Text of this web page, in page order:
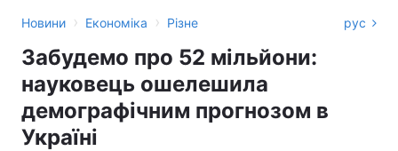
Новини › Економіка › Різне рус
Забудемо про 52 мільйони:
науковець ошелешила
демографічним прогнозом в
Україні